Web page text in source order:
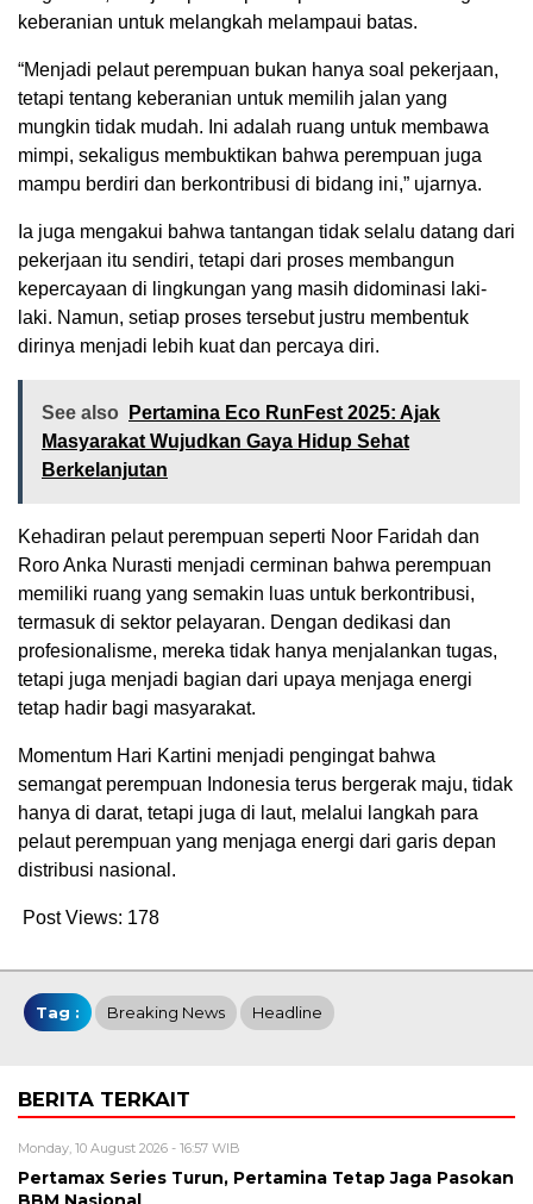
keberanian untuk melangkah melampaui batas.
“Menjadi pelaut perempuan bukan hanya soal pekerjaan,
tetapi tentang keberanian untuk memilih jalan yang
mungkin tidak mudah. Ini adalah ruang untuk membawa
mimpi, sekaligus membuktikan bahwa perempuan juga
mampu berdiri dan berkontribusi di bidang ini,” ujarnya.
Ia juga mengakui bahwa tantangan tidak selalu datang dari
pekerjaan itu sendiri, tetapi dari proses membangun
kepercayaan di lingkungan yang masih didominasi laki-
laki. Namun, setiap proses tersebut justru membentuk
dirinya menjadi lebih kuat dan percaya diri.
See also
Pertamina Eco RunFest 2025: Ajak
Masyarakat Wujudkan Gaya Hidup Sehat
Berkelanjutan
Kehadiran pelaut perempuan seperti Noor Faridah dan
Roro Anka Nurasti menjadi cerminan bahwa perempuan
memiliki ruang yang semakin luas untuk berkontribusi,
termasuk di sektor pelayaran. Dengan dedikasi dan
profesionalisme, mereka tidak hanya menjalankan tugas,
tetapi juga menjadi bagian dari upaya menjaga energi
tetap hadir bagi masyarakat.
Momentum Hari Kartini menjadi pengingat bahwa
semangat perempuan Indonesia terus bergerak maju, tidak
hanya di darat, tetapi juga di laut, melalui langkah para
pelaut perempuan yang menjaga energi dari garis depan
distribusi nasional.
Post Views: 178
Tag : Breaking News Headline
BERITA TERKAIT
Monday, 10 August 2026 - 16:57 WIB
Pertamax Series Turun, Pertamina Tetap Jaga Pasokan